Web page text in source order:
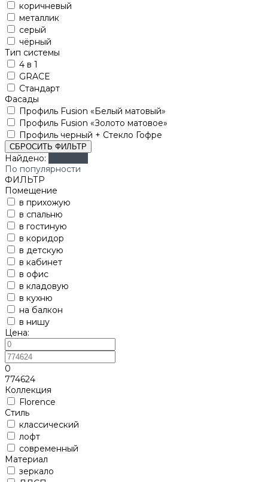
коричневый
металлик
серый
чёрный
Тип системы
4 в 1
GRACE
Стандарт
Фасады
Профиль Fusion «Белый матовый»
Профиль Fusion «Золото матовое»
Профиль черный + Стекло Гофре
СБРОСИТЬ ФИЛЬТР
Найдено:
По популярности
ФИЛЬТР
Помещение
в прихожую
в спальню
в гостиную
в коридор
в детскую
в кабинет
в офис
в кладовую
в кухню
на балкон
в нишу
Цена:
0
774624
Коллекция
Florence
Стиль
классический
лофт
современный
Материал
зеркало